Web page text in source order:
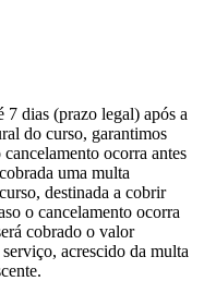
7 dias (prazo legal) após a
do curso, garantimos
ocorra antes
uma multa
destinada a cobrir
o cancelamento ocorra
cobrado o valor
acrescido da multa